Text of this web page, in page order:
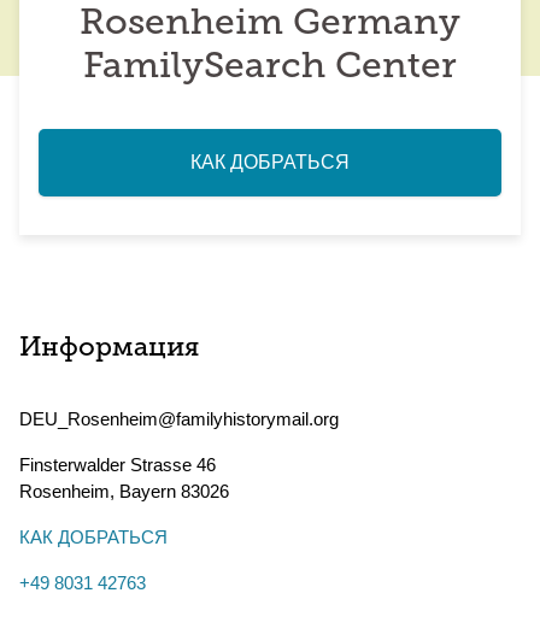
Rosenheim Germany
FamilySearch Center
КАК ДОБРАТЬСЯ
Информация
DEU_Rosenheim@familyhistorymail.org
Finsterwalder Strasse 46
Rosenheim, Bayern 83026
КАК ДОБРАТЬСЯ
+49 8031 42763